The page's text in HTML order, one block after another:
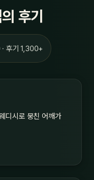
후기
후기 1,300+
디시로 뭉친 어깨가